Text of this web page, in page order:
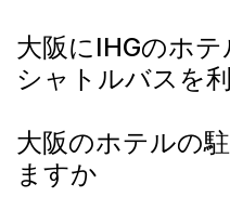
大阪にIHGのホ
シャトルバスを
大阪のホテルの
ますか